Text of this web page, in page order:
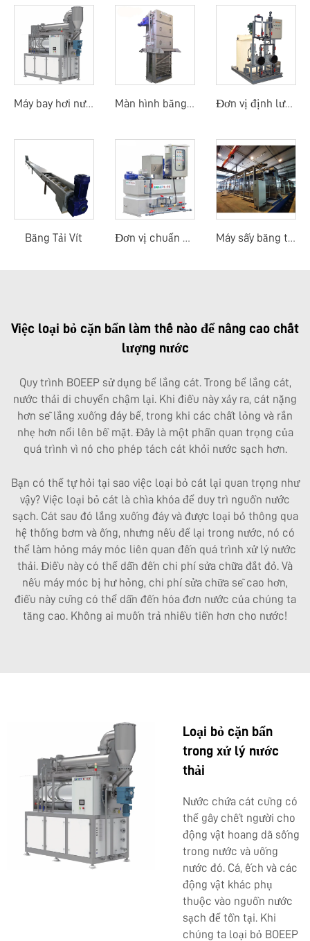
Máy bay hơi nước thải Màn hình băng dòng trung tâm Đơn vị định lượng thủ công
Băng Tải Vít Đơn vị chuẩn bị polymer Máy sấy băng tải nhiệt độ thấp sử dụng nhiệt thải
Việc loại bỏ cặn bẩn làm thế nào để nâng cao chất
lượng nước
Quy trình BOEEP sử dụng bể lắng cát. Trong bể lắng cát,
nước thải di chuyển chậm lại. Khi điều này xảy ra, cát nặng
hơn sẽ lắng xuống đáy bể, trong khi các chất lỏng và rắn
nhẹ hơn nổi lên bề mặt. Đây là một phần quan trọng của
quá trình vì nó cho phép tách cát khỏi nước sạch hơn.
Bạn có thể tự hỏi tại sao việc loại bỏ cát lại quan trọng như
vậy? Việc loại bỏ cát là chìa khóa để duy trì nguồn nước
sạch. Cát sau đó lắng xuống đáy và được loại bỏ thông qua
hệ thống bơm và ống, nhưng nếu để lại trong nước, nó có
thể làm hỏng máy móc liên quan đến quá trình xử lý nước
thải. Điều này có thể dẫn đến chi phí sửa chữa đắt đỏ. Và
nếu máy móc bị hư hỏng, chi phí sửa chữa sẽ cao hơn,
điều này cũng có thể dẫn đến hóa đơn nước của chúng ta
tăng cao. Không ai muốn trả nhiều tiền hơn cho nước!
Loại bỏ cặn bẩn
trong xử lý nước
thải
Nước chứa cát cũng có
thể gây chết người cho
động vật hoang dã sống
trong nước và uống
nước đó. Cá, ếch và các
động vật khác phụ
thuộc vào nguồn nước
sạch để tồn tại. Khi
chúng ta loại bỏ BOEEP